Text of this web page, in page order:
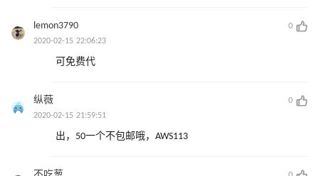
lemon3790
0
2020-02-15 22:06:23
可免费代
纵薇
0
2020-02-15 21:59:51
出，50一个不包邮哦，AWS113